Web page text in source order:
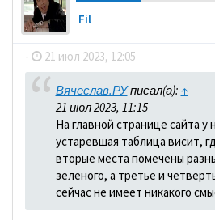
Fil
- 21 июл 2023, 12:05
Вячеслав.РУписал(а): ↑
21 июл 2023, 11:15
На главной странице сайта у
устаревшая таблица висит,
вторые места помечены
зеленого, а третье и
сейчас не имеет никакого